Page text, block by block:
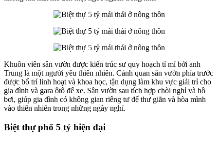
Khuôn viên sân vườn được kiến trúc sư quy hoạch tỉ mỉ bởi anh
Trung là một người yêu thiên nhiên. Cảnh quan sân vườn phía trước
được bố trí linh hoạt và khoa học, tận dụng làm khu vực giải trí cho
gia đình và gara ôtô để xe. Sân vườn sau tích hợp chòi nghỉ và hồ
bơi, giúp gia đình có không gian riêng tư để thư giãn và hòa mình
vào thiên nhiên trong những ngày nghỉ.
Biệt thự phố 5 tỷ hiện đại